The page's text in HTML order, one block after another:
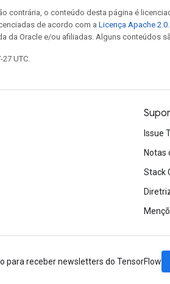
contrária, o conteúdo desta página é
de acordo com a Licença Apache 2.0
da Oracle e/ou afiliadas. Alguns conteúdos
UTC.
Issue
Notas
Stack
para receber newsletters do TensorFlow